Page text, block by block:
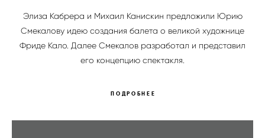
Элиза Кабрера и Михаил Канискин предложили Юрию
Смекалову идею создания балета о великой художнице
Фриде Кало. Далее Смекалов разработал и представил
его концепцию спектакля.
ПОДРОБНЕЕ